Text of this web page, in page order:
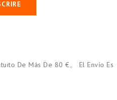
De Más De 80 €。 El Envío Es